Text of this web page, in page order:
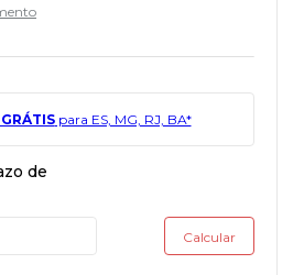
para ES, MG, RJ, BA*